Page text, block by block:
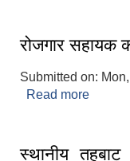
रोजगार सहायक
Submitted on:
Read more
स्थानीय